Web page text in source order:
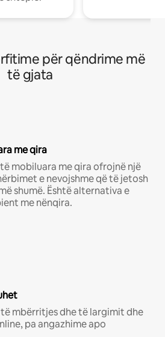
për qëndrime më
të gjata
me qira
mobiluara me qira ofrojnë një
e nevojshme që të jetosh
shumë. Është alternativa e
me nënqira.
mbërritjes dhe të largimit dhe
pa angazhime apo